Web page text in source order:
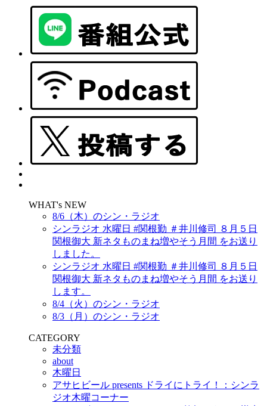
WHAT's NEW
8/6（木）のシン・ラジオ
シンラジオ 水曜日 #関根勤 ＃井川修司 ８月５日
関根御大 新ネタものまね増やそう月間 をお送り
しました。
シンラジオ 水曜日 #関根勤 ＃井川修司 ８月５日
関根御大 新ネタものまね増やそう月間 をお送り
します。
8/4（火）のシン・ラジオ
8/3（月）のシン・ラジオ
CATEGORY
未分類
about
木曜日
アサヒビール presents ドライにトライ！：シンラ
ジオ木曜コーナー